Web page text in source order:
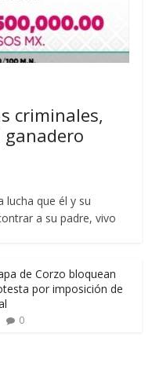
criminales,
ganadero
lucha que él y su
a su padre, vivo
de Corzo bloquean
por imposición de
0